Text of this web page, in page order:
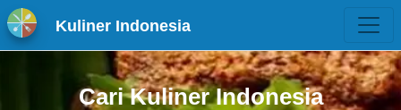
Kuliner Indonesia
Cari Kuliner Indonesia